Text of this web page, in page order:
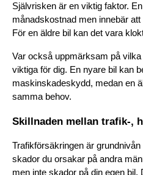
Självrisken är en viktig faktor.
månadskostnad men innebär
För en äldre bil kan det vara
Var också uppmärksam på
viktiga för dig. En nyare bil kan
maskinskadeskydd, medan en
samma behov.
Skillnaden mellan trafik-,
Trafikförsäkringen är grundnivån
skador du orsakar på andra
men inte skador på din egen bil.